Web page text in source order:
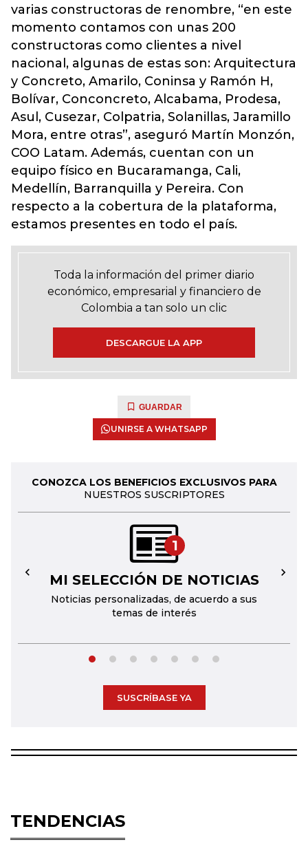
varias constructoras de renombre, “en este
momento contamos con unas 200
constructoras como clientes a nivel
nacional, algunas de estas son: Arquitectura
y Concreto, Amarilo, Coninsa y Ramón H,
Bolívar, Conconcreto, Alcabama, Prodesa,
Asul, Cusezar, Colpatria, Solanillas, Jaramillo
Mora, entre otras”, aseguró Martín Monzón,
COO Latam. Además, cuentan con un
equipo físico en Bucaramanga, Cali,
Medellín, Barranquilla y Pereira. Con
respecto a la cobertura de la plataforma,
estamos presentes en todo el país.
Toda la información del primer diario
económico, empresarial y financiero de
Colombia a tan solo un clic
DESCARGUE LA APP
GUARDAR
UNIRSE A WHATSAPP
CONOZCA LOS BENEFICIOS EXCLUSIVOS PARA
NUESTROS SUSCRIPTORES
1
MI SELECCIÓN DE NOTICIAS
Noticias personalizadas, de acuerdo a sus
temas de interés
← →
SUSCRÍBASE YA
TENDENCIAS